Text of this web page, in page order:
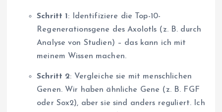
Schritt 1: Identifiziere die Top-10-
Regenerationsgene des Axolotls (z. B. durch
Analyse von Studien) – das kann ich mit
meinem Wissen machen.
Schritt 2: Vergleiche sie mit menschlichen
Genen. Wir haben ähnliche Gene (z. B. FGF
oder Sox2), aber sie sind anders reguliert. Ich